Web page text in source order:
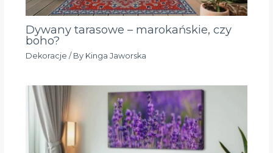
Dywany tarasowe – marokańskie, czy
boho?
Dekoracje / By Kinga Jaworska